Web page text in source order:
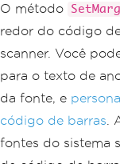
O método
redor do código
scanner. Você
para o texto de
da fonte, e
código de barras .
fontes do sistema